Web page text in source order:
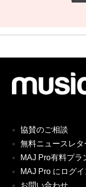
協賛のご相談
無料ニュースレタ
MAJ Pro有料プラ
MAJ Pro にログイ